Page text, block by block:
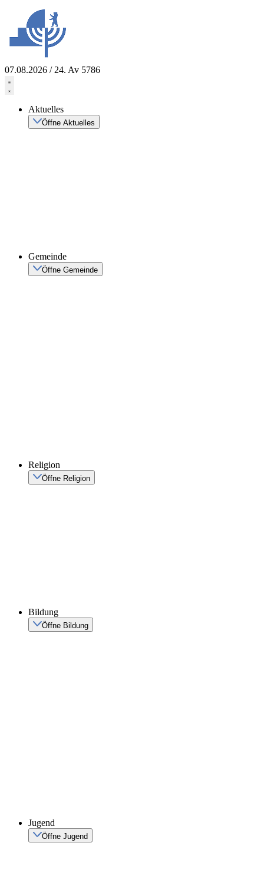
springen
07.08.2026 / 24. Av 5786
Aktuelles
Öffne Aktuelles
Gemeinde
Öffne Gemeinde
Religion
Öffne Religion
Bildung
Öffne Bildung
Jugend
Öffne Jugend